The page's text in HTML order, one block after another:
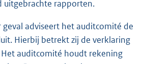
uitgebrachte rapporten.
adviseert het auditcomité de
Hierbij betrekt zij de verklaring
auditcomité houdt rekening